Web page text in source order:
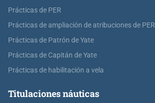
Prácticas de PER
Prácticas de ampliación de atribuciones de PER
Prácticas de Patrón de Yate
Prácticas de Capitán de Yate
Prácticas de habilitación a vela
Titulaciones náuticas